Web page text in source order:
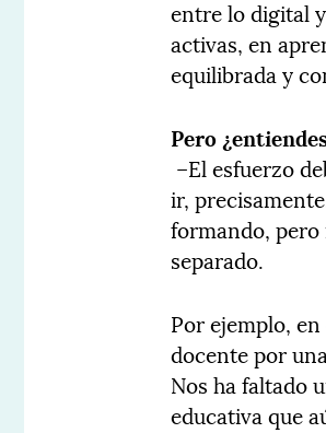
entre lo digital
activas, en
equilibrada y
Pero
–El esfuerzo
ir,
formando,
separado.
Por ejemplo,
docente por
Nos ha faltado
educativa que